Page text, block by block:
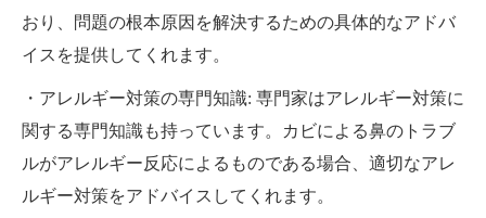
おり、問題の根本原因を解決するための具体的なアドバ
イスを提供してくれます。
・アレルギー対策の専門知識: 専門家はアレルギー対策に
関する専門知識も持っています。カビによる鼻のトラブ
ルがアレルギー反応によるものである場合、適切なアレ
ルギー対策をアドバイスしてくれます。